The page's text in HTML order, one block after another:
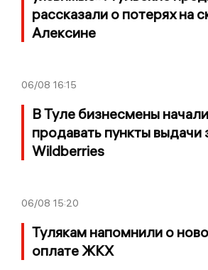
рассказали о потерях на
Алексине
06/08 16:15
В Туле бизнесмены
продавать пункты выдачи
Wildberries
06/08 15:20
Тулякам напомнили о
оплате ЖКХ